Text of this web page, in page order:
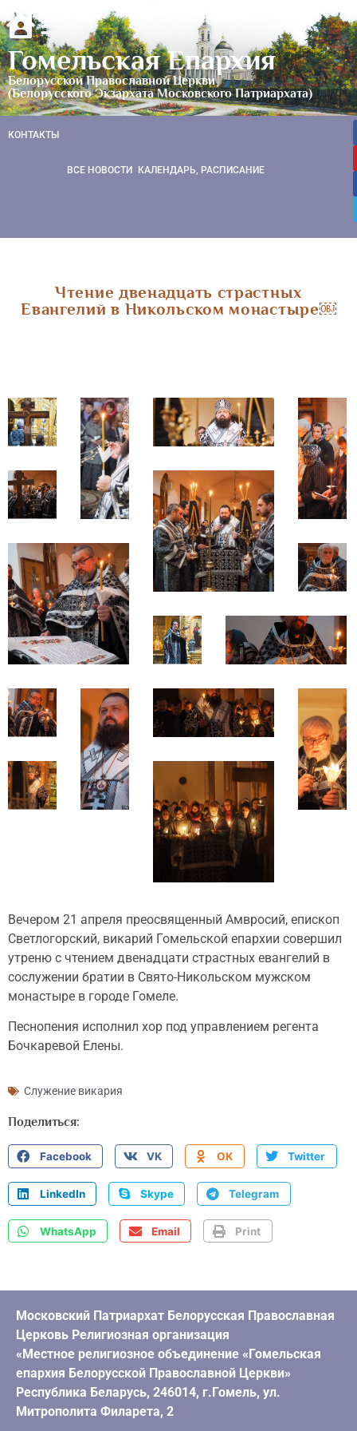
Гомельская Епархия
Белорусской Православной Церкви
(Белорусского Экзархата Московского Патриархата)
КОНТАКТЫ
ВСЕ НОВОСТИ КАЛЕНДАРЬ, РАСПИСАНИЕ
Чтение двенадцать страстных
Евангелий в Никольском монастыре￼
Вечером 21 апреля преосвященный Амвросий, епископ
Светлогорский, викарий Гомельской епархии совершил
утреню с чтением двенадцати страстных евангелий в
сослужении братии в Свято-Никольском мужском
монастыре в городе Гомеле.
Песнопения исполнил хор под управлением регента
Бочкаревой Елены.
Служение викария
Поделиться:
Facebook VK OK Twitter
LinkedIn Skype Telegram
WhatsApp Email Print
Московский Патриархат Белорусская Православная
Церковь Религиозная организация
«Местное религиозное объединение «Гомельская
епархия Белорусской Православной Церкви»
Республика Беларусь, 246014, г.Гомель, ул.
Митрополита Филарета, 2